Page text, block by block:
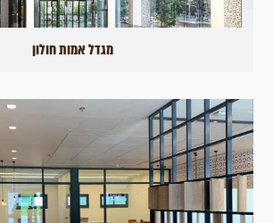
מגדל אמות חולון